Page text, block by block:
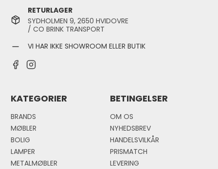
RETURLAGER
SYDHOLMEN 9, 2650 HVIDOVRE
/ CO BRINK TRANSPORT
VI HAR IKKE SHOWROOM ELLER BUTIK
KATEGORIER
BRANDS
MØBLER
BOLIG
LAMPER
METALMØBLER
BETINGELSER
OM OS
NYHEDSBREV
HANDELSVILKÅR
PRISMATCH
LEVERING